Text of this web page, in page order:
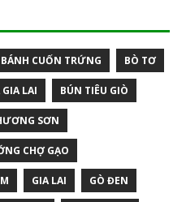
BÁNH CUỐN TRỨNG BÒ TƠ
LAI BÚN TIÊU GIÒ
SƠN
CHỢ GẠO
GIA LAI GÒ ĐEN